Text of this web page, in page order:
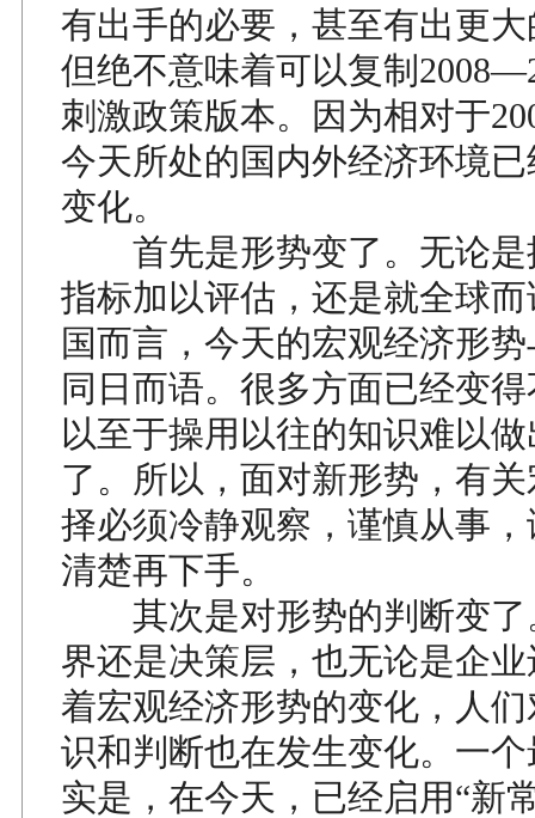
有出手的必要，甚至有出更
但绝不意味着可以复制
刺激政策版本。因为相对于
今天所处的国内外经济环境
变化。
首先是形势变了。无论是
指标加以评估，还是就全球
国而言，今天的宏观经济形
同日而语。很多方面已经变
以至于操用以往的知识难以
了。所以，面对新形势，有
择必须冷静观察，谨慎从事
清楚再下手。
其次是对形势的判断变了
界还是决策层，也无论是企
着宏观经济形势的变化，人
识和判断也在发生变化。一
实是，在今天，已经启用“新